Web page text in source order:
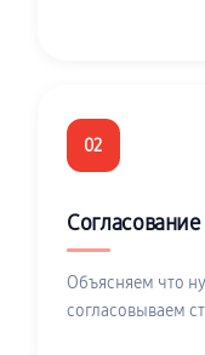
02
Согласование
Объясняем что
согласовываем